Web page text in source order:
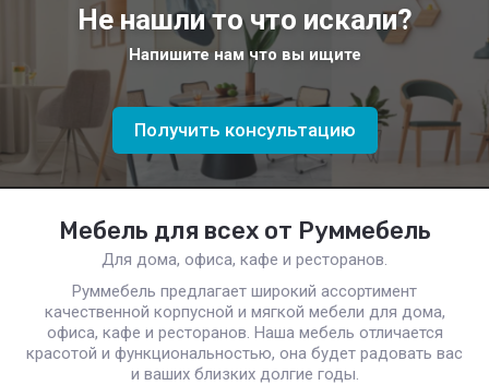
Не нашли то что искали?
Напишите нам что вы ищите
Получить консультацию
Мебель для всех от Руммебель
Для дома, офиса, кафе и ресторанов.
Руммебель предлагает широкий ассортимент
качественной корпусной и мягкой мебели для дома,
офиса, кафе и ресторанов. Наша мебель отличается
красотой и функциональностью, она будет радовать вас
и ваших близких долгие годы.